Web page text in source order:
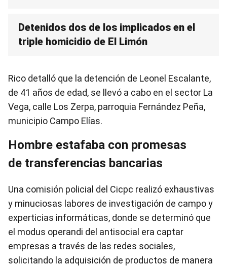
Detenidos dos de los implicados en el
triple homicidio de El Limón
Rico detalló que la detención de Leonel Escalante,
de 41 años de edad, se llevó a cabo en el sector La
Vega, calle Los Zerpa, parroquia Fernández Peña,
municipio Campo Elías.
Hombre estafaba con promesas
de transferencias bancarias
Una comisión policial del Cicpc realizó exhaustivas
y minuciosas labores de investigación de campo y
experticias informáticas, donde se determinó que
el modus operandi del antisocial era captar
empresas a través de las redes sociales,
solicitando la adquisición de productos de manera